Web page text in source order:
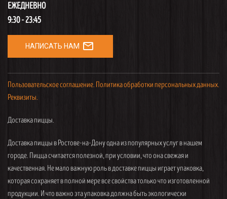
ЕЖЕДНЕВНО
9:30 - 23:45
НАПИСАТЬ НАМ mail_outline
Пользовательское соглашение. Политика обработки персональных данных.
Реквизиты.
Доставка пиццы.
Доставка пиццы в Ростове-на-Дону одна из популярных услуг в нашем
городе. Пицца считается полезной, при условии, что она свежая и
качественная. Не мало важную роль в доставке пиццы играет упаковка,
которая сохраняет в полной мере все свойства только что изготовленной
продукции. И что важно эта упаковка должна быть экологически